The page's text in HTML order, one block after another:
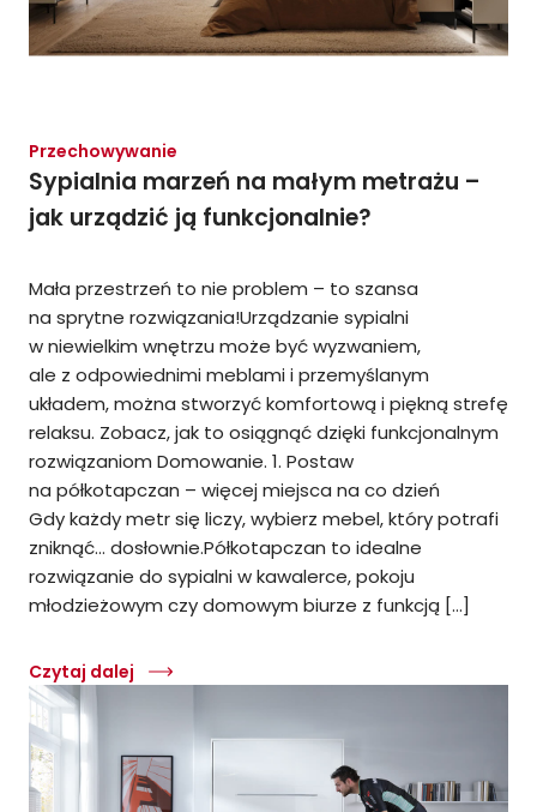
Przechowywanie
Sypialnia marzeń na małym metrażu –
jak urządzić ją funkcjonalnie?
Mała przestrzeń to nie problem – to szansa
na sprytne rozwiązania!Urządzanie sypialni
w niewielkim wnętrzu może być wyzwaniem,
ale z odpowiednimi meblami i przemyślanym
układem, można stworzyć komfortową i piękną strefę
relaksu. Zobacz, jak to osiągnąć dzięki funkcjonalnym
rozwiązaniom Domowanie. 1. Postaw
na półkotapczan – więcej miejsca na co dzień
Gdy każdy metr się liczy, wybierz mebel, który potrafi
zniknąć… dosłownie.Półkotapczan to idealne
rozwiązanie do sypialni w kawalerce, pokoju
młodzieżowym czy domowym biurze z funkcją […]
Czytaj dalej